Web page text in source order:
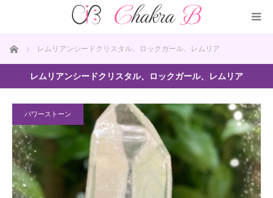
ホーム レムリアンシードクリスタル、ロックガール、レムリア
レムリアンシードクリスタル、ロックガール、レムリア
パワーストーン